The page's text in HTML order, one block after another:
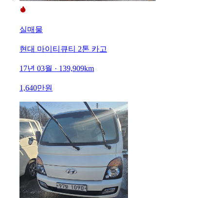
실매물
현대 마이티큐티 2톤 카고
17년 03월 · 139,909km
1,640만원